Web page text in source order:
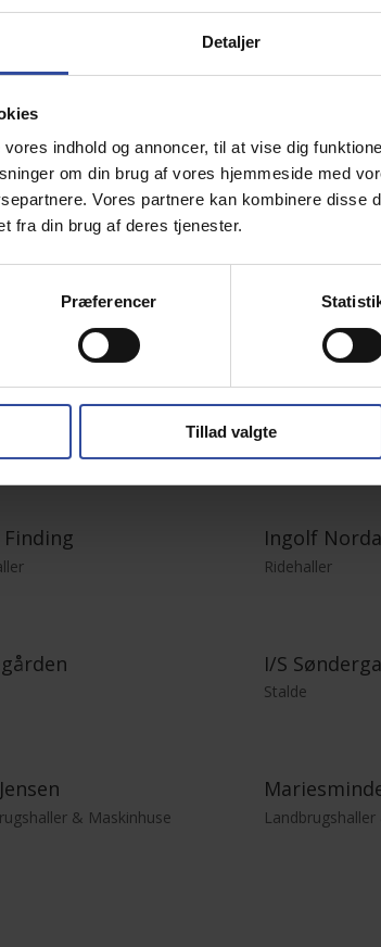
Detaljer
indhold og annoncer, til at vise dig
om din brug af vores hjemmeside med
Vores partnere kan kombinere disse
fra din brug af deres tjenester.
Præferencer
Tillad valgte
,Lager- og
og industrihaller
Kolomore
Domicil
Diatool ApS
A/S & McWinn ApS Mul10 Metal
Finding Ingolf
Ridehaller
I/S
Stalde
& Maskinhuse